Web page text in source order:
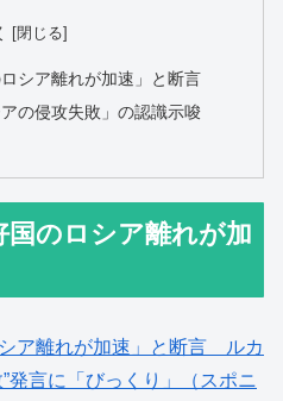
シア離れが加速」と断言
の侵攻失敗」の認識示唆
国のロシア離れが加
ア離れが加速」と断言 ルカ
発言に「びっくり」（スポニ